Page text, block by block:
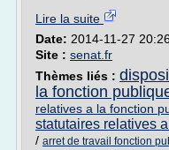
Lire la suite
Date: 2014-11-27
Site : senat.fr
Thèmes liés :
la fonction
relatives a la fonction
statutaires relatives
/ arret de travail fonction